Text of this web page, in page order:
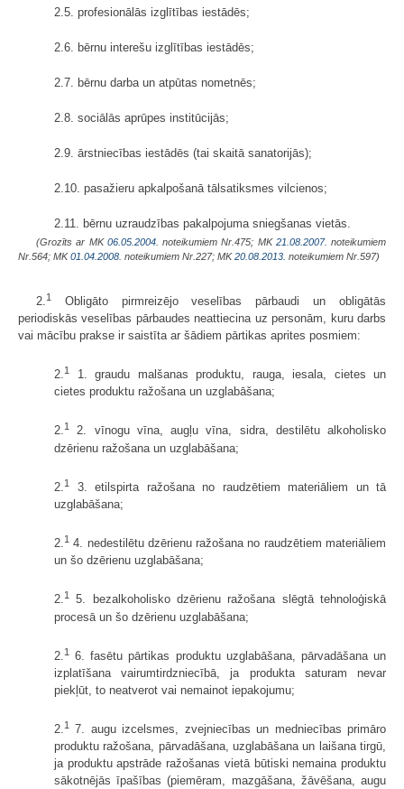
2.5. profesionālās izglītības iestādēs;
2.6. bērnu interešu izglītības iestādēs;
2.7. bērnu darba un atpūtas nometnēs;
2.8. sociālās aprūpes institūcijās;
2.9. ārstniecības iestādēs (tai skaitā sanatorijās);
2.10. pasažieru apkalpošanā tālsatiksmes vilcienos;
2.11. bērnu uzraudzības pakalpojuma sniegšanas vietās.
(Grozīts ar MK 06.05.2004. noteikumiem Nr.475; MK 21.08.2007. noteikumiem
Nr.564; MK01.04.2008. noteikumiem Nr.227; MK20.08.2013. noteikumiem Nr.597)
2. 1
Obligāto pirmreizējo veselības pārbaudi un obligātās
periodiskās veselības pārbaudes neattiecina uz personām, kuru darbs
vai mācību prakse ir saistīta ar šādiem pārtikas aprites posmiem:
2.1
1. graudu malšanas produktu, rauga, iesala, cietes un
cietes produktu ražošana un uzglabāšana;
2.1
2. vīnogu vīna, augļu vīna, sidra, destilētu alkoholisko
dzērienu ražošana un uzglabāšana;
2. 1
3. etilspirta ražošana no raudzētiem materiāliem un tā
uzglabāšana;
2.1 4. nedestilētu dzērienu ražošana no raudzētiem materiāliem
un šo dzērienu uzglabāšana;
2.1
5. bezalkoholisko dzērienu ražošana slēgtā tehnoloģiskā
procesā un šo dzērienu uzglabāšana;
2. 1
6. fasētu pārtikas produktu uzglabāšana, pārvadāšana un
izplatīšana vairumtirdzniecībā, ja produkta saturam nevar
piekļūt, to neatverot vai nemainot iepakojumu;
2.1
7. augu izcelsmes, zvejniecības un medniecības primāro
produktu ražošana, pārvadāšana, uzglabāšana un laišana tirgū,
ja produktu apstrāde ražošanas vietā būtiski nemaina produktu
sākotnējās īpašības (piemēram, mazgāšana, žāvēšana, augu